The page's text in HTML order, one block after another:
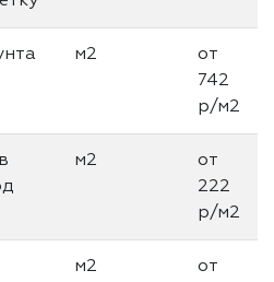
м2
от
742
р/м2
м2
от
222
р/м2
м2
от